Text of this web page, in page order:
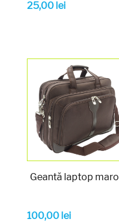
25,00 lei
Geantă laptop maro
100,00 lei